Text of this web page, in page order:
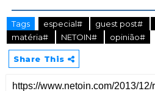
Tags especial# guest post#
matéria#
NETOIN# opinião#
Share This